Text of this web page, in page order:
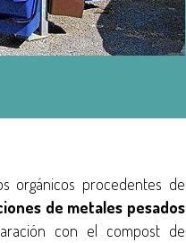
orgánicos procedentes de
de metales pesados
con el compost de